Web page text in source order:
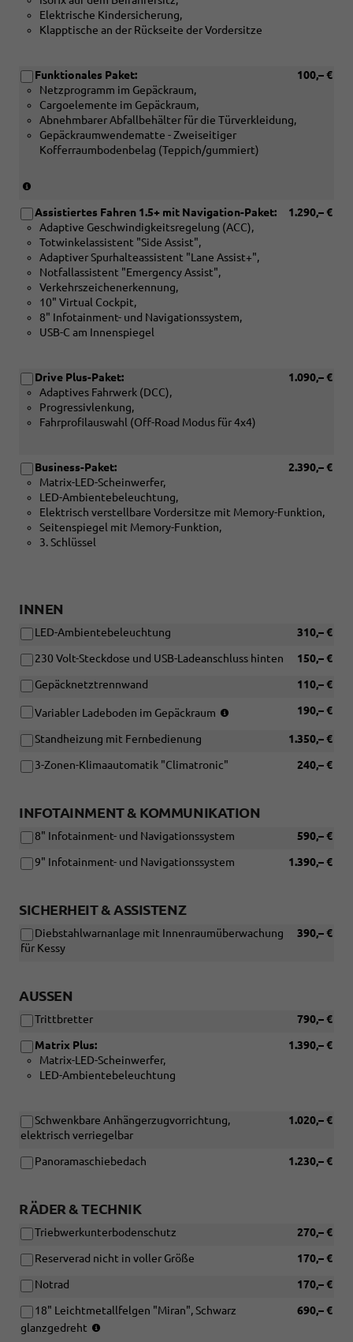
Elektrische Kindersicherung,
Klapptische an der Rückseite der Vordersitze
100,– €
Funktionales Paket:
Netzprogramm im Gepäckraum,
Cargoelemente im Gepäckraum,
Abnehmbarer Abfallbehälter für die Türverkleidung,
Gepäckraumwendematte - Zweiseitiger
Kofferraumbodenbelag (Teppich/gummiert)
Verbindung
mit:
[PKP]
Variabler
Ladeboden
im
Gepäckraum)
1.290,– €
Assistiertes Fahren 1.5+ mit Navigation-Paket:
Adaptive Geschwindigkeitsregelung (ACC),
Totwinkelassistent "Side Assist",
Adaptiver Spurhalteassistent "Lane Assist+",
Notfallassistent "Emergency Assist",
Verkehrszeichenerkennung,
10" Virtual Cockpit,
8" Infotainment- und Navigationssystem,
USB-C am Innenspiegel
1.090,– €
Drive Plus-Paket:
Adaptives Fahrwerk (DCC),
Progressivlenkung,
Fahrprofilauswahl (Off-Road Modus für 4x4)
2.390,– €
Business-Paket:
Matrix-LED-Scheinwerfer,
LED-Ambientebeleuchtung,
Elektrisch verstellbare Vordersitze mit Memory-Funktion,
Seitenspiegel mit Memory-Funktion,
3. Schlüssel
INNEN
310,– €
LED-Ambientebeleuchtung
150,– €
230 Volt-Steckdose und USB-Ladeanschluss hinten
110,– €
Gepäcknetztrennwand
190,– €
Variabler Ladeboden im Gepäckraum
und
nicht
1.350,– €
Standheizung mit Fernbedienung
240,– €
3-Zonen-Klimaautomatik "Climatronic"
INFOTAINMENT & KOMMUNIKATION
590,– €
8" Infotainment- und Navigationssystem
1.390,– €
9" Infotainment- und Navigationssystem
SICHERHEIT & ASSISTENZ
390,– €
Diebstahlwarnanlage mit Innenraumüberwachung
für Kessy
AUSSEN
790,– €
Trittbretter
1.390,– €
Matrix Plus:
Matrix-LED-Scheinwerfer,
LED-Ambientebeleuchtung
1.020,– €
Schwenkbare Anhängerzugvorrichtung,
elektrisch verriegelbar
1.230,– €
Panoramaschiebedach
RÄDER & TECHNIK
270,– €
Triebwerkunterbodenschutz
170,– €
Reserverad nicht in voller Größe
170,– €
Notrad
690,– €
18" Leichtmetallfelgen "Miran", Schwarz
glanzgedreht